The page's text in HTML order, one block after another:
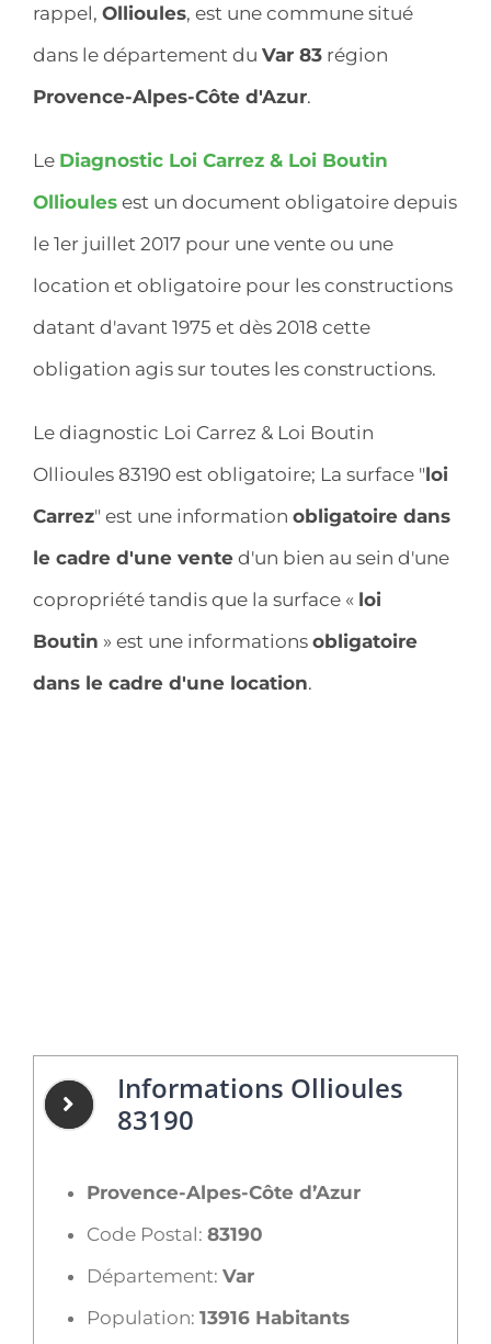
rappel, Ollioules, est une commune situé
dans le département du Var 83 région
Provence-Alpes-Côte d'Azur.
Le Diagnostic Loi Carrez & Loi Boutin
Ollioules est un document obligatoire depuis
le 1er juillet 2017 pour une vente ou une
location et obligatoire pour les constructions
datant d'avant 1975 et dès 2018 cette
obligation agis sur toutes les constructions.
Le diagnostic Loi Carrez & Loi Boutin
Ollioules 83190 est obligatoire; La surface "loi
Carrez" est une information obligatoire dans
le cadre d'une vente d'un bien au sein d'une
copropriété tandis que la surface « loi
Boutin » est une informations obligatoire
dans le cadre d'une location.
Informations Ollioules
83190
Provence-Alpes-Côte d’Azur
Code Postal: 83190
Département: Var
Population: 13916 Habitants